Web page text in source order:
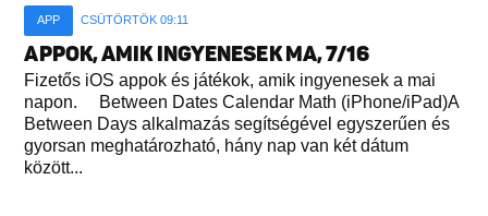
APP CSÜTÖRTÖK 09:11
APPOK, AMIK INGYENESEK MA, 7/16
Fizetős iOS appok és játékok, amik ingyenesek a mai
napon. Between Dates Calendar Math (iPhone/iPad)A
Between Days alkalmazás segítségével egyszerűen és
gyorsan meghatározható, hány nap van két dátum
között...